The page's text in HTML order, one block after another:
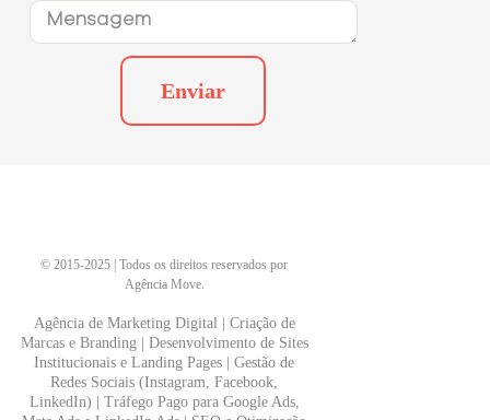
Enviar
© 2015-2025 | Todos os direitos reservados por
Agência Move.
Agência de Marketing Digital | Criação de
Marcas e Branding | Desenvolvimento de Sites
Institucionais e Landing Pages | Gestão de
Redes Sociais (Instagram, Facebook,
LinkedIn) | Tráfego Pago para Google Ads,